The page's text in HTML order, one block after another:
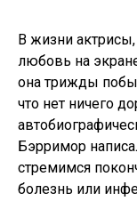
В жизни
любовь на
она трижды
что нет ничего
Бэрримор
стремимся
болезнь или